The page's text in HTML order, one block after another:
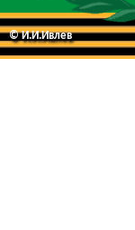
© И.И.Ивлев